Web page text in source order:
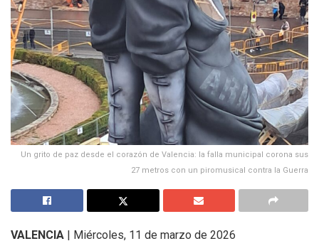
Un grito de paz desde el corazón de Valencia: la falla municipal corona sus
27 metros con un piromusical contra la Guerra
VALENCIA | Miércoles, 11 de marzo de 2026